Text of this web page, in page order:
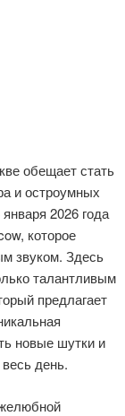
обещает стать
и остроумных
2026 года
которое
звуком. Здесь
талантливым
предлагает
новые шутки и
день.